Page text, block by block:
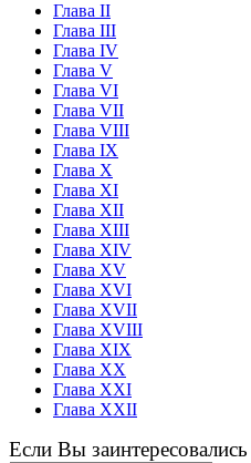
Глава II
Глава III
Глава IV
Глава V
Глава VI
Глава VII
Глава VIII
Глава IX
Глава X
Глава XI
Глава XII
Глава XIII
Глава XIV
Глава XV
Глава XVI
Глава XVII
Глава XVIII
Глава XIX
Глава XX
Глава XXI
Глава XXII
Eсли Вы заинтересовались